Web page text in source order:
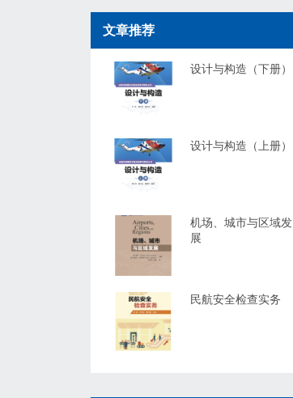
文章推荐
设计与构造（下册）
设计与构造（上册）
机场、城市与区域发
展
民航安全检查实务